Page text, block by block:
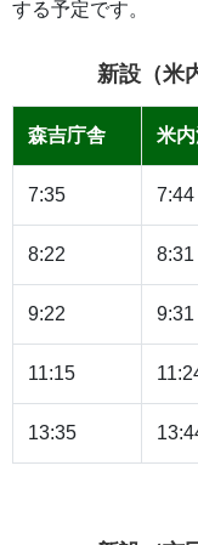
する予定です。
新設（米
森吉庁舎 米
7:35 7:44
8:22 8:31
9:22 9:31
11:15
13:35